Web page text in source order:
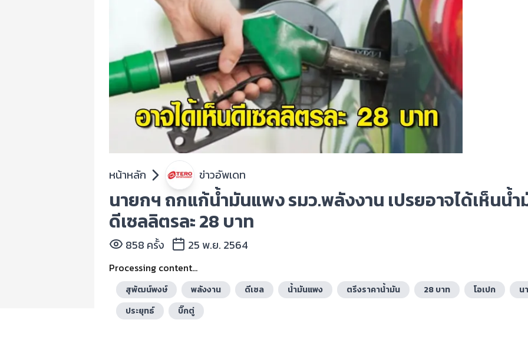
หน้าหลัก ข่าวอัพเดท
นายกฯ ถกแก้น้ำมันแพง รมว.พลังงาน เปรยอาจได้เห็นน้ำ
ดีเซลลิตรละ 28 บาท
858 ครั้ง 25 พ.ย. 2564
Processing content...
สุพัฒน์พงษ์ พลังงาน ดีเซล น้ำมันแพง ตรึงราคาน้ำมัน 28 บาท โอเปก
น
ประยุทธ์
บิ๊กตู่